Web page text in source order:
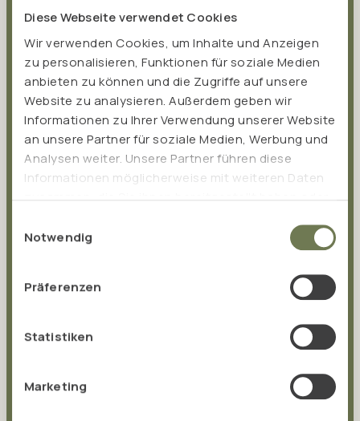
Diese Webseite verwendet Cookies
Wir verwenden Cookies, um Inhalte und Anzeigen
zu personalisieren, Funktionen für soziale Medien
anbieten zu können und die Zugriffe auf unsere
Website zu analysieren. Außerdem geben wir
Informationen zu Ihrer Verwendung unserer Website
an unsere Partner für soziale Medien, Werbung und
Analysen weiter. Unsere Partner führen diese
Informationen möglicherweise mit weiteren Daten
gesammelt haben.
Notwendig
Präferenzen
Statistiken
Marketing
Gesundheits-News direkt in
dein Postfach!
Bleib per E-Mail immer auf dem Laufenden. Erfahre
alles über neue Produkte, Aktionen und erhalte
fundiertes Wissen sowie spannende
Gesundheitstipps.
aktuelle Produktnews